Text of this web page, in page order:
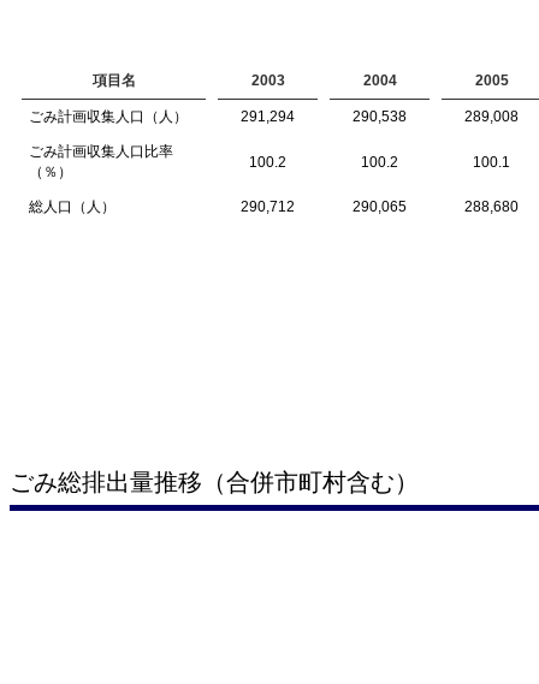
項目名 2003 2004 2005
ごみ計画収集人口（人） 291,294 290,538 289,008
ごみ計画収集人口比率
（％）
100.2 100.2 100.1
総人口（人） 290,712 290,065 288,680
ごみ総排出量推移（合併市町村含む）